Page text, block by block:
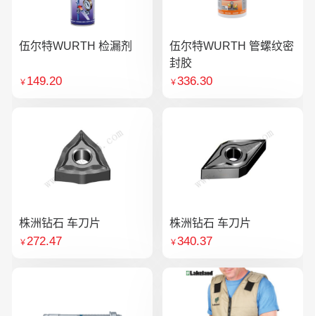
伍尔特WURTH 检漏剂
￥ 149.20
伍尔特WURTH 管螺纹密
封胶
￥336.30
株洲钻石 车刀片
￥272.47
株洲钻石 车刀片
￥340.37